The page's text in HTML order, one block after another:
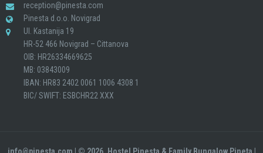
reception@pinesta.com
Pinesta d.o.o. Novigrad
Ul. Kastanija 19
HR-52 466 Novigrad – Cittanova
OIB: HR26334669625
MB: 03843009
IBAN: HR83 2402 0061 1006 4308 1
BIC/ SWIFT: ESBCHR22 XXX